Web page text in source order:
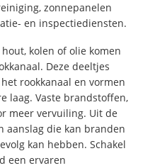
zonnepanelen
en inspectiediensten.
kolen of olie komen
Deze deeltjes
rookkanaal en vormen
laag. Vaste brandstoffen,
meer vervuiling. Uit de
aanslag die kan branden
kan hebben. Schakel
een ervaren